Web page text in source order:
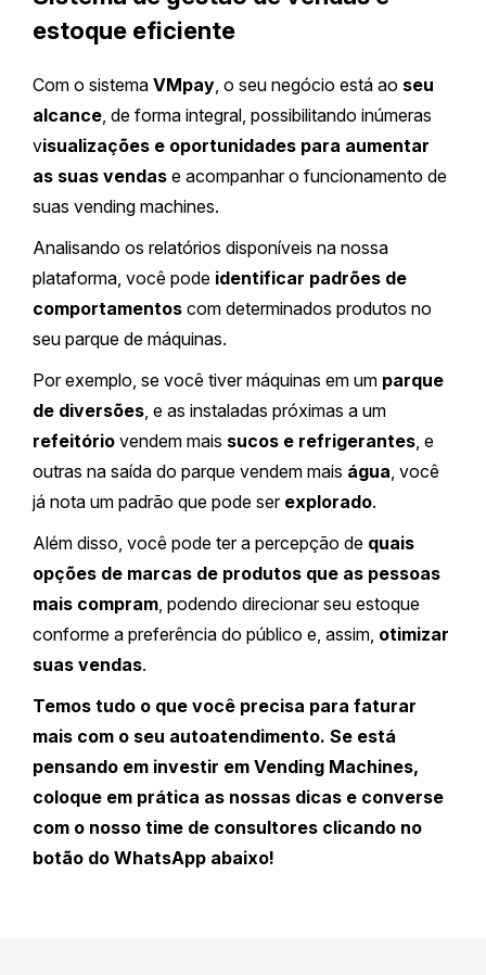
estoque eficiente
Com o sistema VMpay, o seu negócio está ao seu
alcance, de forma integral, possibilitando inúmeras
visualizações e oportunidades para aumentar
as suas vendas e acompanhar o funcionamento de
suas vending machines.
Analisando os relatórios disponíveis na nossa
plataforma, você pode identificar padrões de
comportamentos com determinados produtos no
seu parque de máquinas.
Por exemplo, se você tiver máquinas em um parque
de diversões, e as instaladas próximas a um
refeitório vendem mais sucos e refrigerantes, e
outras na saída do parque vendem mais água, você
já nota um padrão que pode ser explorado.
Além disso, você pode ter a percepção de quais
opções de marcas de produtos que as pessoas
mais compram, podendo direcionar seu estoque
conforme a preferência do público e, assim, otimizar
suas vendas.
Temos tudo o que você precisa para faturar
mais com o seu autoatendimento. Se está
pensando em investir em Vending Machines,
coloque em prática as nossas dicas e converse
com o nosso time de consultores clicando no
botão do WhatsApp abaixo!